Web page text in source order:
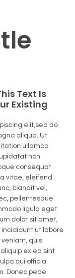
Text Is
Existing
elit,sed do
aliqua. Ut
ullamco
non
consequat
vitae, eleifend
blandit vel,
pellentesque
ligula eget
dolor sit amet,
ut labore
quis
ex ea sint
qui officia
Donec pede